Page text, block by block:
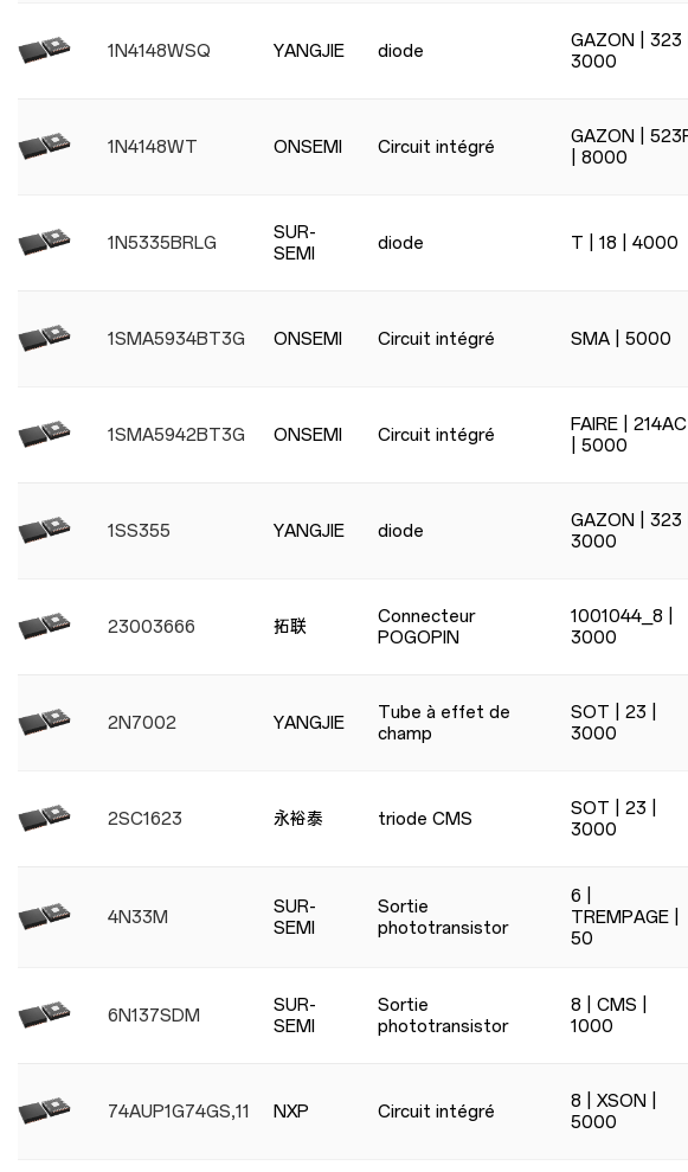
1N4148WSQ YANGJIE diode
GAZON | 323 |
3000
1N4148WT ONSEMI Circuit intégré
GAZON |
| 8000
1N5335BRLG
SUR-
SEMI
diode T | 18 | 4000
1SMA5934BT3G ONSEMI Circuit intégré SMA | 5000
1SMA5942BT3G ONSEMI Circuit intégré
FAIRE | 214AC
| 5000
1SS355 YANGJIE diode
GAZON | 323 |
3000
23003666 拓联
Connecteur
POGOPIN
1001044_8 |
3000
2N7002 YANGJIE
Tube à effet de
champ
SOT | 23 |
3000
2SC1623 永裕泰 triode CMS
SOT | 23 |
3000
4N33M
SUR-
SEMI
Sortie
phototransistor
6 |
TREMPAGE |
50
6N137SDM
SUR-
SEMI
Sortie
phototransistor
8 | CMS |
1000
74AUP1G74GS,115 NXP Circuit intégré
8 | XSON |
5000